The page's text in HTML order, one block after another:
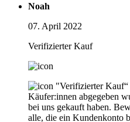
Noah
07. April 2022
Verifizierter Kauf
"Verifizierter Kauf“
Käufer:innen abgegeben
bei uns gekauft haben.
alle, die ein Kundenkonto